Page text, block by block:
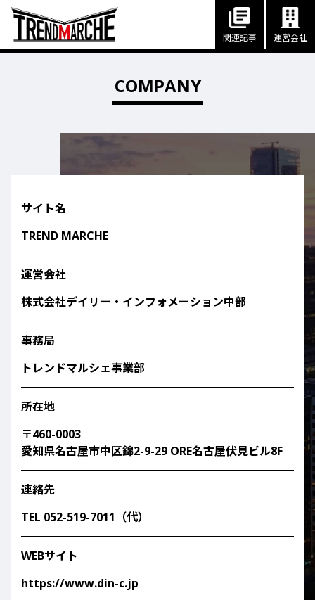
関連記事 運営会社
COMPANY
サイト名
TREND MARCHE
運営会社
株式会社デイリー・インフォメーション中部
事務局
トレンドマルシェ事業部
所在地
〒460-0003
愛知県名古屋市中区錦2-9-29 ORE名古屋伏見ビル8F
連絡先
TEL 052-519-7011 （代）
WEBサイト
https://www.din-c.jp